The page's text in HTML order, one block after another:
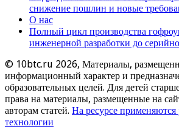
снижение пошлин и новые
О нас
Полный цикл производства
инженерной разработки до
© 10btc.ru 2026, Материалы,
информационный характер и
образовательных целей. Для детей
права на материалы, размещенные на
авторам статей. На ресурсе применяются
технологии